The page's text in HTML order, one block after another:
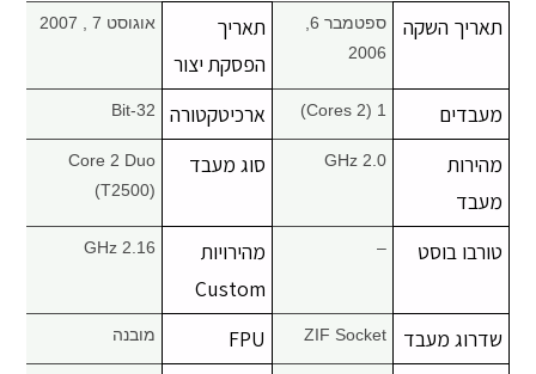
אביזרים לApple
מחשבי אפל משומשים
שירות תיקונים למכשירי אפל
תאריך השקה
2006
תאריך
הפסקת יצור
אוגוסט 7 , 2007
מעבדים 1 (2 Cores) ארכיטקטורה 32-Bit
מהירות
מעבד
2.0 GHz סוג מעבד
Core 2 Duo
(T2500)
טורבו בוסט –
מהירויות
Custom
2.16 GHz
שדרוג מעבד ZIF Socket
FPU מובנה